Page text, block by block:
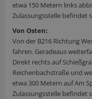
etwa 150 Metern links
Zulassungsstelle befindet
Von Osten:
Von der B216 Richtung
fahren. Geradeaus
Direkt rechts auf
Reichenbachstraße und
etwa 300 Metern auf Am
Zulassungsstelle befindet